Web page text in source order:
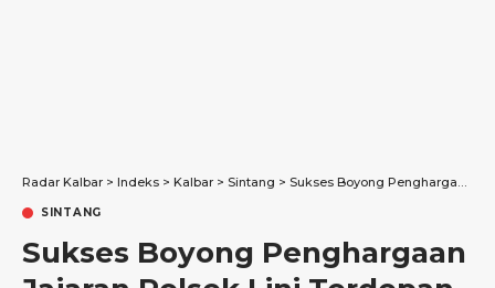
Radar Kalbar > Indeks > Kalbar > Sintang > Sukses Boyong Penghargaan Jajaran Polsek Lini Terdepan, Ini Kata Ipda Rahmad Kartono
SINTANG
Sukses Boyong Penghargaan